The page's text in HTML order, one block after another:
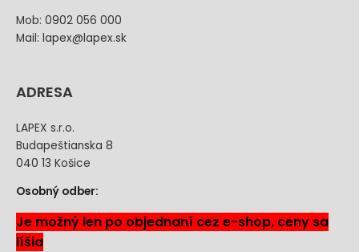
Mob: 0902 056 000
Mail: lapex@lapex.sk
ADRESA
LAPEX s.r.o.
Budapeštianska 8
040 13 Košice
Osobný odber:
Je možný len po objednaní cez e-shop, ceny sa
líšia